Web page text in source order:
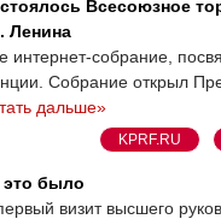
Всесоюзное
Ленина
интернет-собрание,
Собрание открыл
дальше»
KPRF.RU
было
визит высшего